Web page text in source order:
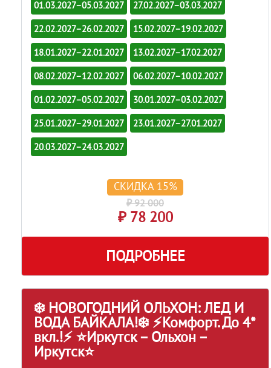
01.03.2027–05.03.2027 27.02.2027–03.03.2027
22.02.2027–26.02.2027 15.02.2027–19.02.2027
18.01.2027–22.01.2027 13.02.2027–17.02.2027
08.02.2027–12.02.2027 06.02.2027–10.02.2027
01.02.2027–05.02.2027 30.01.2027–03.02.2027
25.01.2027–29.01.2027 23.01.2027–27.01.2027
20.03.2027–24.03.2027
СКИДКА 15%
₽ 92 000
₽ 78 200
ПОДРОБНЕЕ
❄️ НОВОГОДНИЙ ОЛЬХОН: ЛЕД И
ВОДА БАЙКАЛА!❄️ ⚡Комфорт. До 4*
вкл.!⚡ ⭐Иркутск – Ольхон –
Иркутск⭐